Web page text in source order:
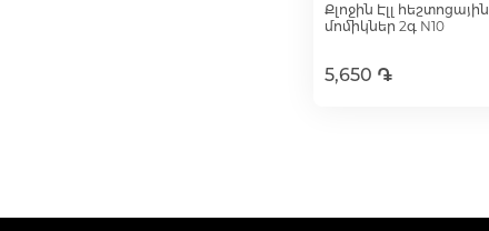
Քլոջին Էլլ հեշտոցային
մոմիկներ 2գ N10
5,650 ֏